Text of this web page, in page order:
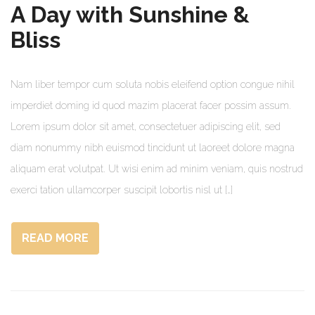
A Day with Sunshine &
Bliss
Nam liber tempor cum soluta nobis eleifend option congue nihil
imperdiet doming id quod mazim placerat facer possim assum.
Lorem ipsum dolor sit amet, consectetuer adipiscing elit, sed
diam nonummy nibh euismod tincidunt ut laoreet dolore magna
aliquam erat volutpat. Ut wisi enim ad minim veniam, quis nostrud
exerci tation ullamcorper suscipit lobortis nisl ut […]
READ MORE